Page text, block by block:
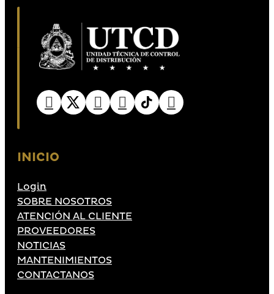
INICIO
Login
SOBRE NOSOTROS
ATENCIÓN AL CLIENTE
PROVEEDORES
NOTICIAS
MANTENIMIENTOS
CONTACTANOS